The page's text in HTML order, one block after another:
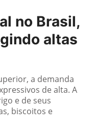
no Brasil,
altas
a demanda
de alta. A
e de seus
biscoitos e